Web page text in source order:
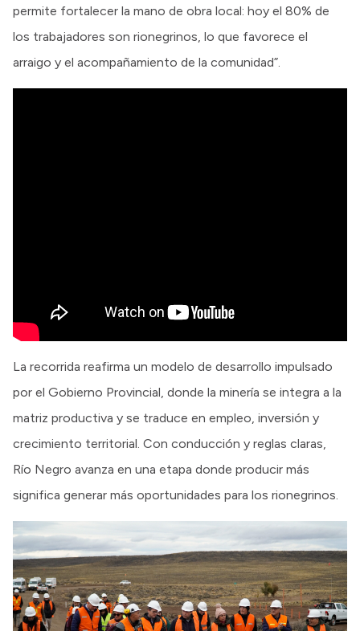
permite fortalecer la mano de obra local: hoy el 80% de
los trabajadores son rionegrinos, lo que favorece el
arraigo y el acompañamiento de la comunidad”.
La recorrida reafirma un modelo de desarrollo impulsado
por el Gobierno Provincial, donde la minería se integra a la
matriz productiva y se traduce en empleo, inversión y
crecimiento territorial. Con conducción y reglas claras,
Río Negro avanza en una etapa donde producir más
significa generar más oportunidades para los rionegrinos.